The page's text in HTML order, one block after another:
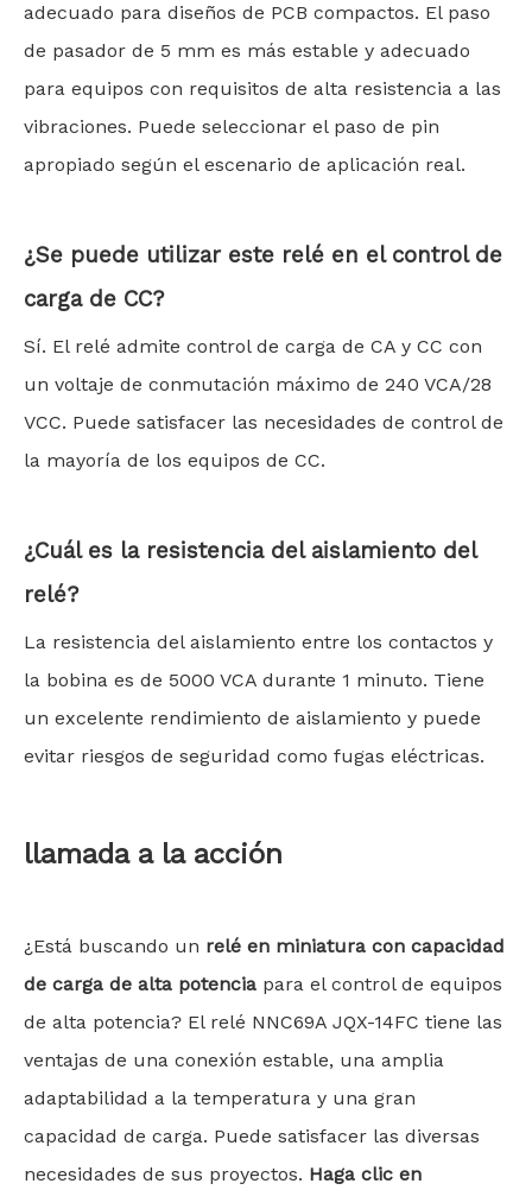
adecuado para diseños de PCB compactos. El paso
de pasador de 5 mm es más estable y adecuado
para equipos con requisitos de alta resistencia a las
vibraciones. Puede seleccionar el paso de pin
apropiado según el escenario de aplicación real.
¿Se puede utilizar este relé en el control de
carga de CC?
Sí. El relé admite control de carga de CA y CC con
un voltaje de conmutación máximo de 240 VCA/28
VCC. Puede satisfacer las necesidades de control de
la mayoría de los equipos de CC.
¿Cuál es la resistencia del aislamiento del
relé?
La resistencia del aislamiento entre los contactos y
la bobina es de 5000 VCA durante 1 minuto. Tiene
un excelente rendimiento de aislamiento y puede
evitar riesgos de seguridad como fugas eléctricas.
llamada a la acción
¿Está buscando un relé en miniatura con capacidad
de carga de alta potencia para el control de equipos
de alta potencia? El relé NNC69A JQX-14FC tiene las
ventajas de una conexión estable, una amplia
adaptabilidad a la temperatura y una gran
capacidad de carga. Puede satisfacer las diversas
necesidades de sus proyectos. Haga clic en